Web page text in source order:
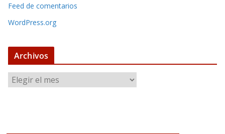
Feed de comentarios
WordPress.org
Archivos
r